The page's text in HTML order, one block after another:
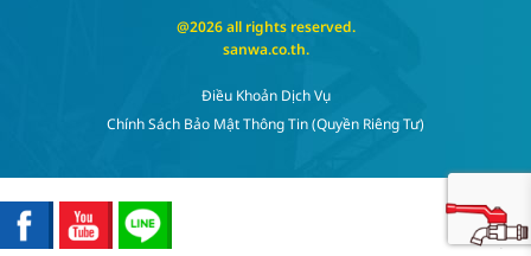
@2026 all rights reserved.
sanwa.co.th.
Điều Khoản Dịch Vụ
Chính Sách Bảo Mật Thông Tin (quyền Riêng Tư)